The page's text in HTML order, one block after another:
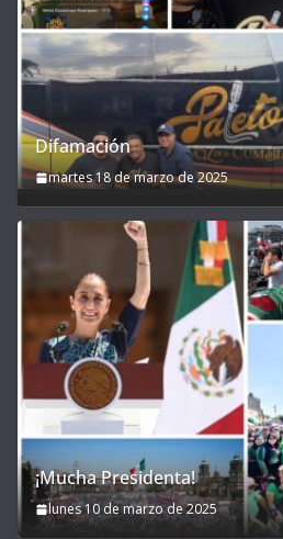
Difamación
martes 18 de marzo de 2025
¡Mucha Presidenta!
lunes 10 de marzo de 2025